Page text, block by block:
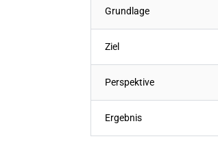
Grundlage
Ziel
Perspektive
Ergebnis